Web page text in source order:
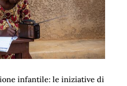
infantile: le iniziative di